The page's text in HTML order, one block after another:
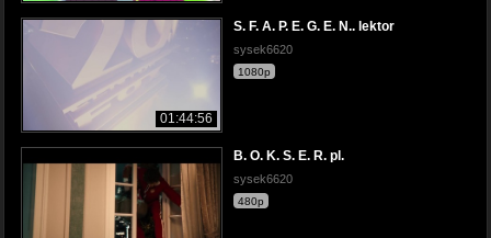
01:44:56
S. F. A. P. E. G. E. N.. lektor
sysek6620
1080p
B. O. K. S. E. R. pl.
sysek6620
480p